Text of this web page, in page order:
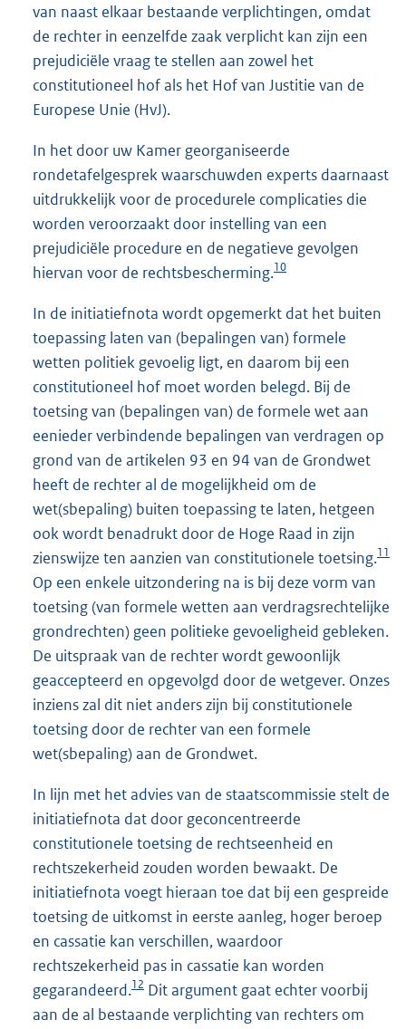
van naast elkaar bestaande verplichtingen, omdat
de rechter in eenzelfde zaak verplicht kan zijn een
prejudiciële vraag te stellen aan zowel het
constitutioneel hof als het Hof van Justitie van de
Europese Unie (HvJ).
In het door uw Kamer georganiseerde
rondetafelgesprek waarschuwden experts daarnaast
uitdrukkelijk voor de procedurele complicaties die
worden veroorzaakt door instelling van een
prejudiciële procedure en de negatieve gevolgen
hiervan voor de rechtsbescherming.10
In de initiatiefnota wordt opgemerkt dat het buiten
toepassing laten van (bepalingen van) formele
wetten politiek gevoelig ligt, en daarom bij een
constitutioneel hof moet worden belegd. Bij de
toetsing van (bepalingen van) de formele wet aan
eenieder verbindende bepalingen van verdragen op
grond van de artikelen 93 en 94 van de Grondwet
heeft de rechter al de mogelijkheid om de
wet(sbepaling) buiten toepassing te laten, hetgeen
ook wordt benadrukt door de Hoge Raad in zijn
zienswijze ten aanzien van constitutionele toetsing.11
Op een enkele uitzondering na is bij deze vorm van
toetsing (van formele wetten aan verdragsrechtelijke
grondrechten) geen politieke gevoeligheid gebleken.
De uitspraak van de rechter wordt gewoonlijk
geaccepteerd en opgevolgd door de wetgever. Onzes
inziens zal dit niet anders zijn bij constitutionele
toetsing door de rechter van een formele
wet(sbepaling) aan de Grondwet.
In lijn met het advies van de staatscommissie stelt de
initiatiefnota dat door geconcentreerde
constitutionele toetsing de rechtseenheid en
rechtszekerheid zouden worden bewaakt. De
initiatiefnota voegt hieraan toe dat bij een gespreide
toetsing de uitkomst in eerste aanleg, hoger beroep
en cassatie kan verschillen, waardoor
rechtszekerheid pas in cassatie kan worden
gegarandeerd.12 Dit argument gaat echter voorbij
aan de al bestaande verplichting van rechters om